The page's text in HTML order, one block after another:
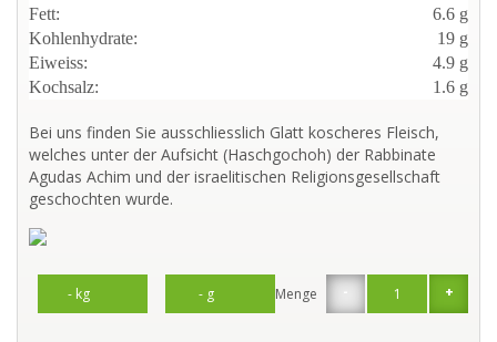
Fett:
6.6 g
Kohlenhydrate:
19 g
Eiweiss:
4.9 g
Kochsalz:
1.6 g
Bei uns finden Sie ausschliesslich Glatt koscheres Fleisch,
welches unter der Aufsicht (Haschgochoh) der Rabbinate
Agudas Achim und der israelitischen Religionsgesellschaft
geschochten wurde.
- +
Menge